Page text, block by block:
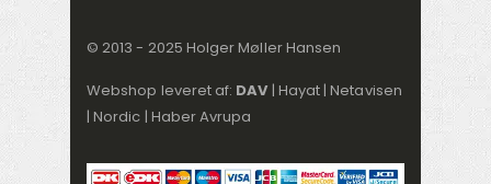
© 2013 - 2025 Holger Møller Hansen
Webshop leveret af: DAV| Hayat|Netavisen
|Nordic | Haber Avrupa